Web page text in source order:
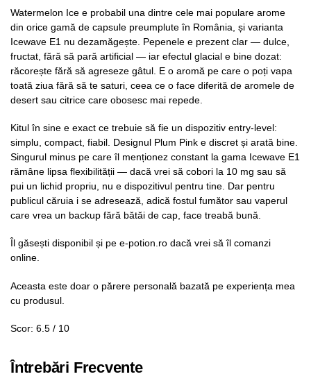
Watermelon Ice e probabil una dintre cele mai populare arome
din orice gamă de capsule preumplute în România, și varianta
Icewave E1 nu dezamăgește. Pepenele e prezent clar — dulce,
fructat, fără să pară artificial — iar efectul glacial e bine dozat:
răcorește fără să agreseze gâtul. E o aromă pe care o poți vapa
toată ziua fără să te saturi, ceea ce o face diferită de aromele de
desert sau citrice care obosesc mai repede.
Kitul în sine e exact ce trebuie să fie un dispozitiv entry-level:
simplu, compact, fiabil. Designul Plum Pink e discret și arată bine.
Singurul minus pe care îl menționez constant la gama Icewave E1
rămâne lipsa flexibilității — dacă vrei să cobori la 10 mg sau să
pui un lichid propriu, nu e dispozitivul pentru tine. Dar pentru
publicul căruia i se adresează, adică fostul fumător sau vaperul
care vrea un backup fără bătăi de cap, face treabă bună.
Îl găsești disponibil și pe e-potion.ro dacă vrei să îl comanzi
online.
Aceasta este doar o părere personală bazată pe experiența mea
cu produsul.
Scor: 6.5 / 10
Întrebări Frecvente